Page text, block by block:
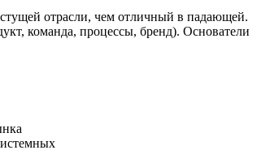
отрасли, чем отличный в падающей.
команда, процессы, бренд). Основатели